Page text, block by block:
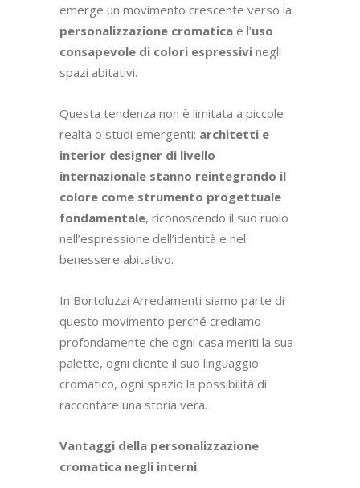
emerge un movimento crescente verso la
personalizzazione cromatica e l’uso
consapevole di colori espressivi negli
spazi abitativi.
Questa tendenza non è limitata a piccole
realtà o studi emergenti: architetti e
interior designer di livello
internazionale stanno reintegrando il
colore come strumento progettuale
fondamentale, riconoscendo il suo ruolo
nell’espressione dell’identità e nel
benessere abitativo.
In Bortoluzzi Arredamenti siamo parte di
questo movimento perché crediamo
profondamente che ogni casa meriti la sua
palette, ogni cliente il suo linguaggio
cromatico, ogni spazio la possibilità di
raccontare una storia vera.
Vantaggi della personalizzazione
cromatica negli interni: